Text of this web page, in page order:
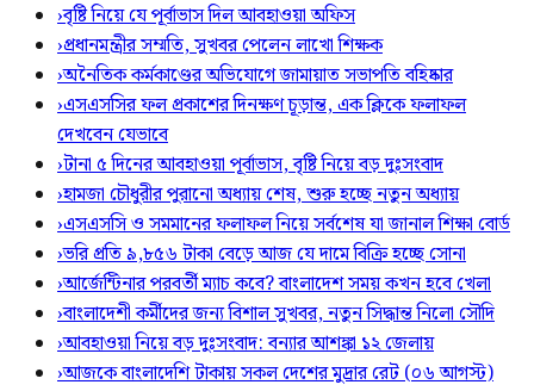
›বৃষ্টি নিয়ে যে পূর্বাভাস দিল আবহাওয়া অফিস
›প্রধানমন্ত্রীর সম্মতি, সুখবর পেলেন লাখো শিক্ষক
›অনৈতিক কর্মকাণ্ডের অভিযোগে জামায়াত সভাপতি বহিষ্কার
›এসএসসির ফল প্রকাশের দিনক্ষণ চূড়ান্ত, এক ক্লিকে ফলাফল
দেখবেন যেভাবে
›টানা ৫ দিনের আবহাওয়া পূর্বাভাস, বৃষ্টি নিয়ে বড় দুঃসংবাদ
›হামজা চৌধুরীর পুরানো অধ্যায় শেষ, শুরু হচ্ছে নতুন অধ্যায়
›এসএসসি ও সমমানের ফলাফল নিয়ে সর্বশেষ যা জানাল শিক্ষা বোর্ড
›ভরি প্রতি ৯,৮৫৬ টাকা বেড়ে আজ যে দামে বিক্রি হচ্ছে সোনা
›আর্জেন্টিনার পরবর্তী ম্যাচ কবে? বাংলাদেশ সময় কখন হবে খেলা
›বাংলাদেশী কর্মীদের জন্য বিশাল সুখবর, নতুন সিদ্ধান্ত নিলো সৌদি
›আবহাওয়া নিয়ে বড় দুঃসংবাদ: বন্যার আশঙ্কা ১২ জেলায়
›আজকে বাংলাদেশি টাকায় সকল দেশের মুদ্রার রেট (০৬ আগস্ট)